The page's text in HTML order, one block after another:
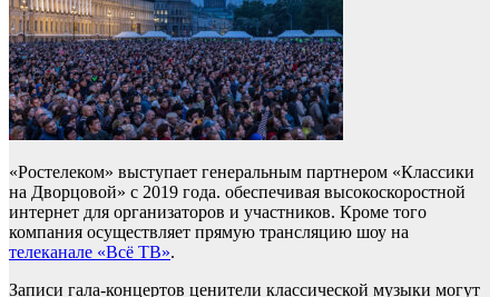
«Ростелеком» выступает генеральным партнером «Классики
на Дворцовой» с 2019 года. обеспечивая высокоскоростной
интернет для организаторов и участников. Кроме того
компания осуществляет прямую трансляцию шоу на
телеканале «Всё ТВ».
Записи гала-концертов ценители классической музыки могут